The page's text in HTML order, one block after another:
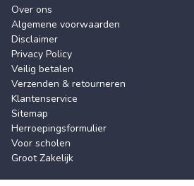
Over ons
Algemene voorwaarden
Disclaimer
Privacy Policy
Veilig betalen
Verzenden & retourneren
Klantenservice
Sitemap
Herroepingsformulier
Voor scholen
Groot Zakelijk